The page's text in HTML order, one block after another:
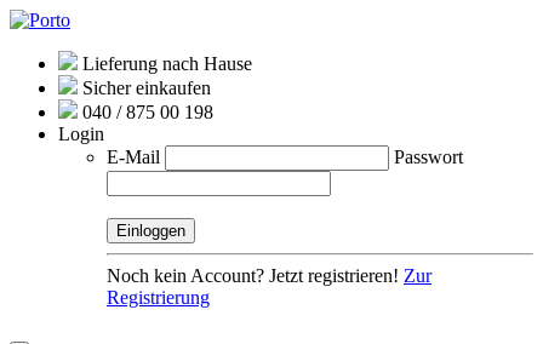
Lieferung nach Hause
Sicher einkaufen
040 / 875 00 198
Login
E-Mail
Passwort
Noch kein Account? Jetzt registrieren! Zur
Registrierung